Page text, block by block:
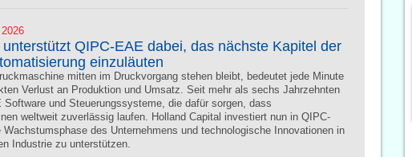
QIPC-EAE dabei, das nächste Kapitel der
einzuläuten
mitten im Druckvorgang stehen bleibt, bedeutet jede Minute
Verlust an Produktion und Umsatz. Seit mehr als sechs Jahrzehnten
und Steuerungssysteme, die dafür sorgen, dass
weltweit zuverlässig laufen. Holland Capital investiert nun in QIPC-
des Unternehmens und technologische Innovationen in
Industrie zu unterstützen.